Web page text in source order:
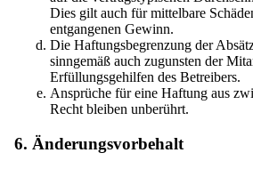
Dies gilt auch für mittelbare
entgangenen Gewinn.
Die Haftungsbegrenzung der
sinngemäß auch zugunsten der
Erfüllungsgehilfen des Betreibers.
Ansprüche für eine Haftung aus
Recht bleiben unberührt.
6. Änderungsvorbehalt